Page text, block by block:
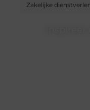
Zakelijke